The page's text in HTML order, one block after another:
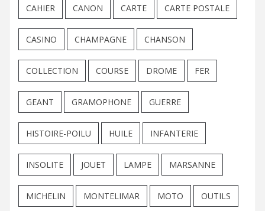
CAHIER CANON CARTE CARTE POSTALE
CASINO CHAMPAGNE CHANSON
COLLECTION COURSE DROME FER
GEANT GRAMOPHONE GUERRE
HISTOIRE-POILU HUILE INFANTERIE
INSOLITE JOUET LAMPE MARSANNE
MICHELIN MONTELIMAR MOTO OUTILS